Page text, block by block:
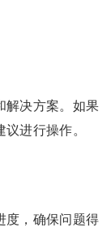
解决方案。如果
进行操作。
度，确保问题得